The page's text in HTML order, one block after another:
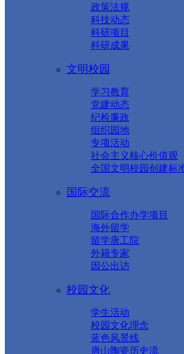
政策法规
科技动态
科研项目
科研成果
文明校园
学习教育
党建动态
纪检廉政
组织园地
专项活动
社会主义核心价值观
全国文明校园创建标
国际交流
国际合作办学项目
海外留学
留学唐工院
外籍专家
因公出访
校园文化
学生活动
校园文化理念
蓝色风景线
唐山陶瓷历史流